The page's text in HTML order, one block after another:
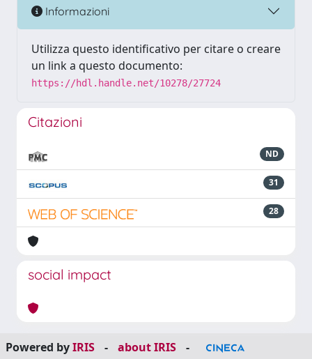
Informazioni
Utilizza questo identificativo per citare o creare
un link a questo documento:
https://hdl.handle.net/10278/27724
Citazioni
ND
31
28
social impact
Powered byIRIS - about IRIS
-